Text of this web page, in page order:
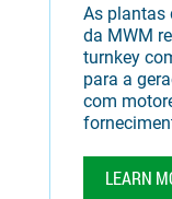
As plantas
da MWM
turnkey
para a
com
LEARN